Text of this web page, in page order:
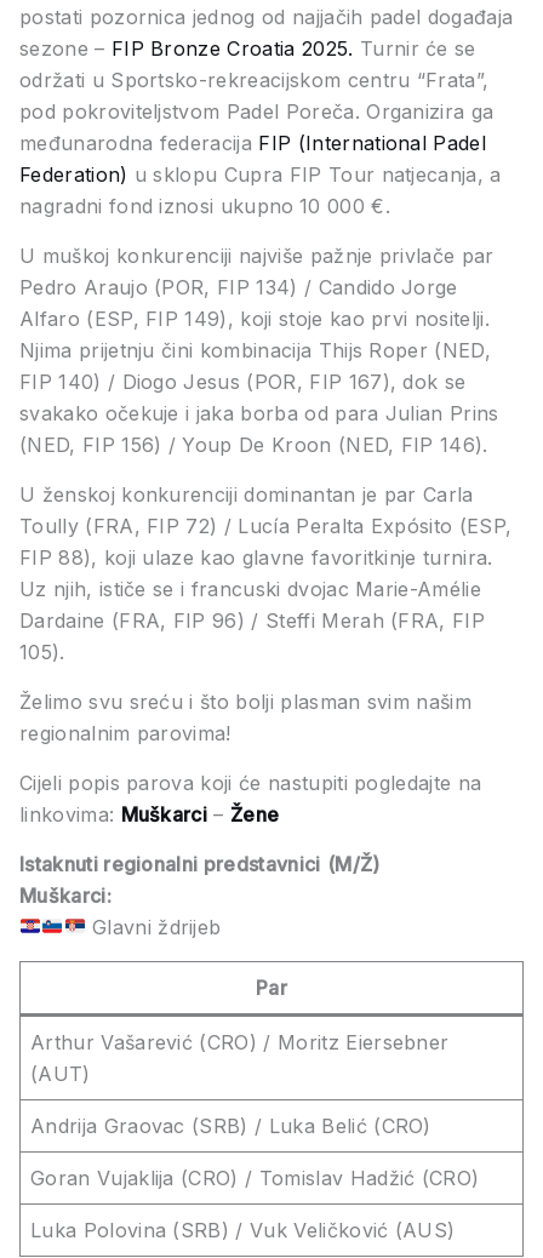
postati pozornica jednog od najjačih padel događaja
sezone – FIP Bronze Croatia 2025. Turnir će se
održati u Sportsko-rekreacijskom centru “Frata”,
pod pokroviteljstvom Padel Poreča. Organizira ga
međunarodna federacija FIP (International Padel
Federation) u sklopu Cupra FIP Tour natjecanja, a
nagradni fond iznosi ukupno 10 000 €.
U muškoj konkurenciji najviše pažnje privlače par
Pedro Araujo (POR, FIP 134) / Candido Jorge
Alfaro (ESP, FIP 149), koji stoje kao prvi nositelji.
Njima prijetnju čini kombinacija Thijs Roper (NED,
FIP 140) / Diogo Jesus (POR, FIP 167), dok se
svakako očekuje i jaka borba od para Julian Prins
(NED, FIP 156) / Youp De Kroon (NED, FIP 146).
U ženskoj konkurenciji dominantan je par Carla
Toully (FRA, FIP 72) / Lucía Peralta Expósito (ESP,
FIP 88), koji ulaze kao glavne favoritkinje turnira.
Uz njih, ističe se i francuski dvojac Marie-Amélie
Dardaine (FRA, FIP 96) / Steffi Merah (FRA, FIP
105).
Želimo svu sreću i što bolji plasman svim našim
regionalnim parovima!
Cijeli popis parova koji će nastupiti pogledajte na
linkovima: Muškarci – Žene
Istaknuti regionalni predstavnici (M/Ž)
Muškarci:
Glavni ždrijeb
Par
Arthur Vašarević (CRO) / Moritz Eiersebner
(AUT)
Andrija Graovac (SRB) / Luka Belić (CRO)
Goran Vujaklija (CRO) / Tomislav Hadžić (CRO)
Luka Polovina (SRB) / Vuk Veličković (AUS)